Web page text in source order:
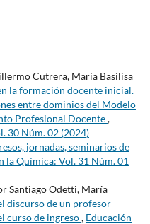
Cutrera, María Basilisa
la formación docente inicial.
entre dominios del Modelo
Profesional Docente,
30 Núm. 02 (2024)
jornadas, seminarios de
la Química: Vol. 31 Núm. 01
Santiago Odetti, María
discurso de un profesor
curso de ingreso, Educación